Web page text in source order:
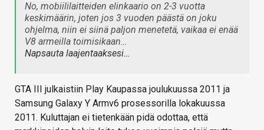
No, mobiililaitteiden elinkaario on 2-3 vuotta
keskimäärin, joten jos 3 vuoden päästä on joku
ohjelma, niin ei siinä paljon menetetä, vaikaa ei enää
V8 armeilla toimisikaan…
Napsauta laajentaaksesi…
GTA III julkaistiin Play Kaupassa joulukuussa 2011 ja
Samsung Galaxy Y Armv6 prosessorilla lokakuussa
2011. Kuluttajan ei tietenkään pidä odottaa, että